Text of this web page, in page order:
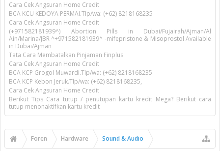
Cara Cek Angsuran Home Credit
BCA KCU KEDOYA PERMAI.Tlp/wa: (+62) 8218168235
Cara Cek Angsuran Home Credit
(+971582181939^) Abortion Pills in Dubai/Fujairah/Ajman/Al
Ain/Marina/JBR ^+971582181939^ -mifepristone & Misoprostol Available
in Dubai/Ajman
Tata Cara Membatalkan Pinjaman Finplus
Cara Cek Angsuran Home Credit
BCA KCP Grogol Muwardi.Tlp/wa: (+62) 8218168235
BCA KCP Kebon Jeruk.Tlp/wa: (+62) 8218168235,
Cara Cek Angsuran Home Credit
Berikut Tips Cara tutup / penutupan kartu kredit Mega? Berikut cara
tutup menonaktifkan kartu kredit
Foren Hardware Sound & Audio